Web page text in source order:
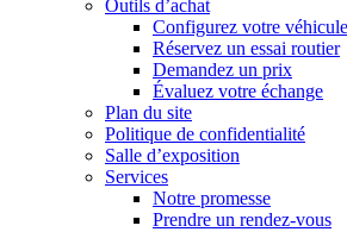
Outils d’achat
Configurez votre véhicule
Réservez un essai routier
Demandez un prix
Évaluez votre échange
Plan du site
Politique de confidentialité
Salle d’exposition
Services
Notre promesse
Prendre un rendez-vous